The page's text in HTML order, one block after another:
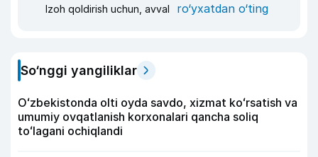
Izoh qoldirish uchun, avval ro‘yxatdan o‘ting
So‘nggi yangiliklar
Oʻzbekistonda olti oyda savdo, xizmat koʻrsatish va
umumiy ovqatlanish korxonalari qancha soliq
toʻlagani ochiqlandi